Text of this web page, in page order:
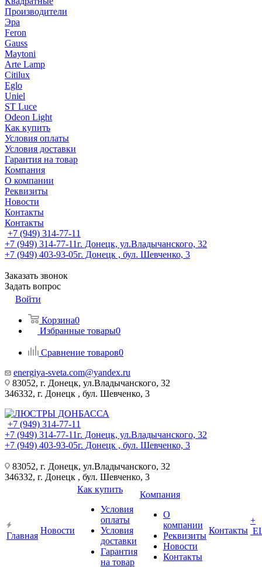
Производители
Эра
Feron
Gauss
Maytoni
Arte Lamp
Citilux
Eglo
Uniel
ST Luce
Odeon Light
Как купить
Условия оплаты
Условия доставки
Гарантия на товар
Компания
О компании
Реквизиты
Новости
Контакты
Контакты
+7 (949) 314-77-11
+7 (949) 314-77-11г. Донецк, ул.Владычанского, 32
+7 (949) 403-93-05г. Донецк , бул. Шевченко, 3
Заказать звонок
Задать вопрос
Войти
Корзина0
Избранные товары0
Сравнение товаров0
energiya-sveta.com@yandex.ru
83052, г. Донецк, ул.Владычанского, 32
346332, г. Донецк , бул. Шевченко, 3
+7 (949) 314-77-11
+7 (949) 314-77-11г. Донецк, ул.Владычанского, 32
+7 (949) 403-93-05г. Донецк , бул. Шевченко, 3
83052, г. Донецк, ул.Владычанского, 32
346332, г. Донецк , бул. Шевченко, 3
Главная
Новости
Как купить
Условия
оплаты
Условия
доставки
Гарантия
на товар
Компания
О
компании
Реквизиты
Новости
Контакты
Контакты
+